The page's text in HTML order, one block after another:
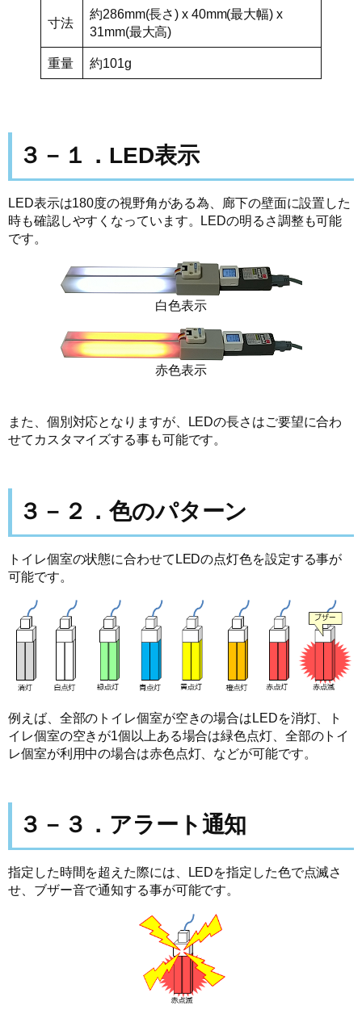
寸法
約286mm(長さ) x 40mm(最大幅) x
31mm(最大高)
重量 約101g
３－１．LED表示
LED表示は180度の視野角がある為、廊下の壁面に設置した
時も確認しやすくなっています。LEDの明るさ調整も可能
です。
白色表示
赤色表示
また、個別対応となりますが、LEDの長さはご要望に合わ
せてカスタマイズする事も可能です。
３－２．色のパターン
トイレ個室の状態に合わせてLEDの点灯色を設定する事が
可能です。
例えば、全部のトイレ個室が空きの場合はLEDを消灯、ト
イレ個室の空きが1個以上ある場合は緑色点灯、全部のトイ
レ個室が利用中の場合は赤色点灯、などが可能です。
３－３．アラート通知
指定した時間を超えた際には、LEDを指定した色で点滅さ
せ、ブザー音で通知する事が可能です。